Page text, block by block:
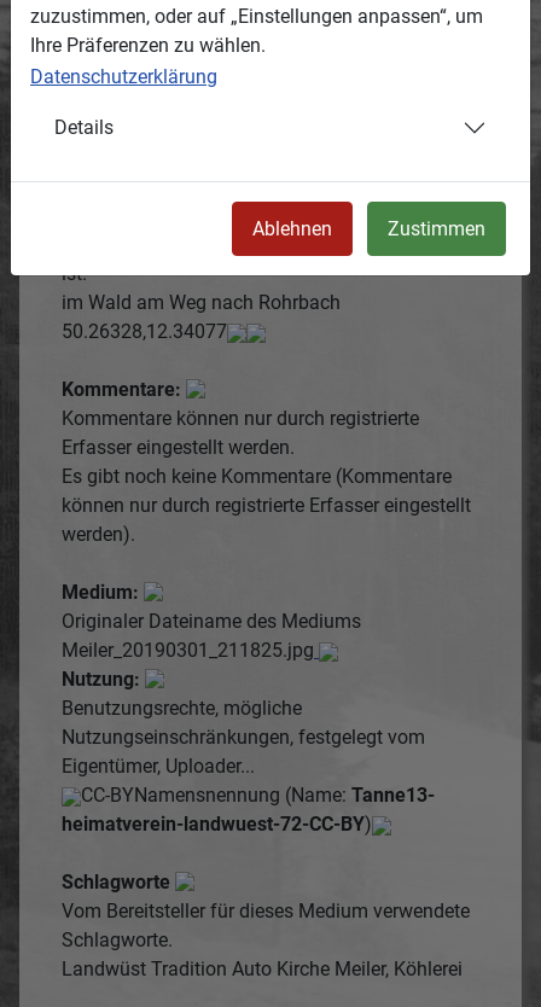
Entstanden:
Termin oder Zeitraum, wann das Medium
1980
ist.
im Wald am Weg nach Rohrbach
50.26328,12.34077
Kommentare:
Kommentare können nur durch registrierte
Erfasser eingestellt werden.
Es gibt noch keine Kommentare (Kommentare
können nur durch registrierte Erfasser eingestellt
werden).
Medium:
Originaler Dateiname des Mediums
Meiler_20190301_211825.jpg
Nutzung:
Benutzungsrechte, mögliche
Nutzungseinschränkungen, festgelegt vom
Eigentümer, Uploader...
CC-BY Namensnennung (Name: Tanne13-
heimatverein-landwuest-72-CC-BY)
Schlagworte
Vom Bereitsteller für dieses Medium verwendete
Schlagworte.
Landwüst Tradition Auto Kirche Meiler, Köhlerei
zuzustimmen, oder auf „Einstellungen anpassen“, um
Ihre Präferenzen zu wählen.
Datenschutzerklärung
Details
Ablehnen Zustimmen